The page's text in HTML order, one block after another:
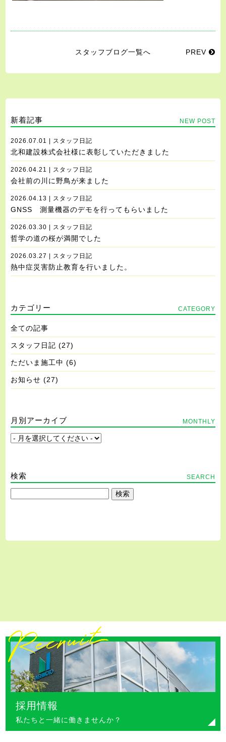
スタッフブログ一覧へ PREV
新着記事 NEW POST
2026.07.01 | スタッフ日記
北和建設株式会社様に表彰していただきました
2026.04.21 | スタッフ日記
会社前の川に野鳥が来ました
2026.04.13 | スタッフ日記
GNSS 測量機器のデモを行ってもらいました
2026.03.30 | スタッフ日記
哲学の道の桜が満開でした
2026.03.27 | スタッフ日記
熱中症災害防止教育を行いました。
カテゴリー CATEGORY
全ての記事
スタッフ日記 (27)
ただいま施工中 (6)
お知らせ (27)
月別アーカイブ MONTHLY
検索 SEARCH
採用情報
私たちと一緒に働きませんか？